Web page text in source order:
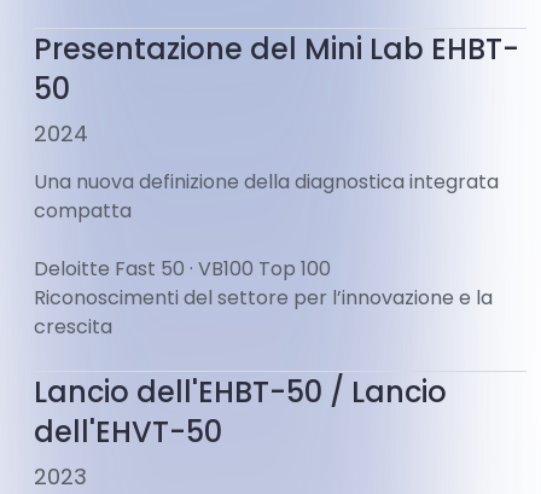
Presentazione del Mini Lab EHBT-
50
2024
Una nuova definizione della diagnostica integrata
compatta
Deloitte Fast 50 · VB100 Top 100
Riconoscimenti del settore per l’innovazione e la
crescita
Lancio dell'EHBT-50 / Lancio
dell'EHVT-50
2023